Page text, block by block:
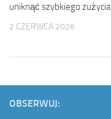
uniknąć szybkiego zużycia
2 CZERWCA 2026
OBSERWUJ: